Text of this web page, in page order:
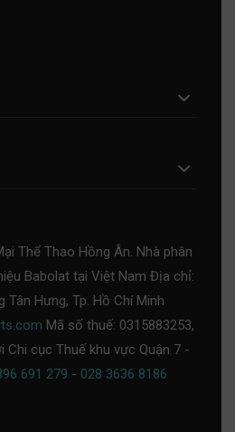
Thể Thao Hồng Ân. Nhà phân
Babolat tại Việt Nam Địa chỉ:
Tân Hưng, Tp. Hồ Chí Minh
Mã số thuế: 0315883253,
Chi cục Thuế khu vực Quận 7 -
691 279 - 028 3636 8186